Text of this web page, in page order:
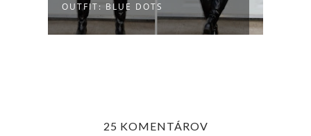
OUTFIT: BLUE DOTS
25 KOMENTÁROV